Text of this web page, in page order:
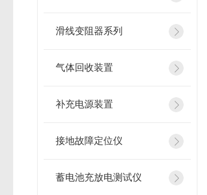
滑线变阻器系列
气体回收装置
补充电源装置
接地故障定位仪
蓄电池充放电测试仪